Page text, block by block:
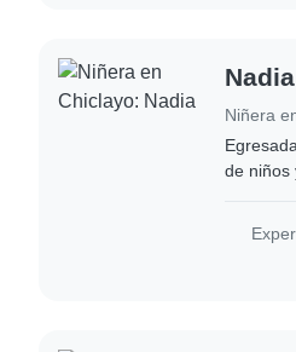
Nadia
Niñera
de niños